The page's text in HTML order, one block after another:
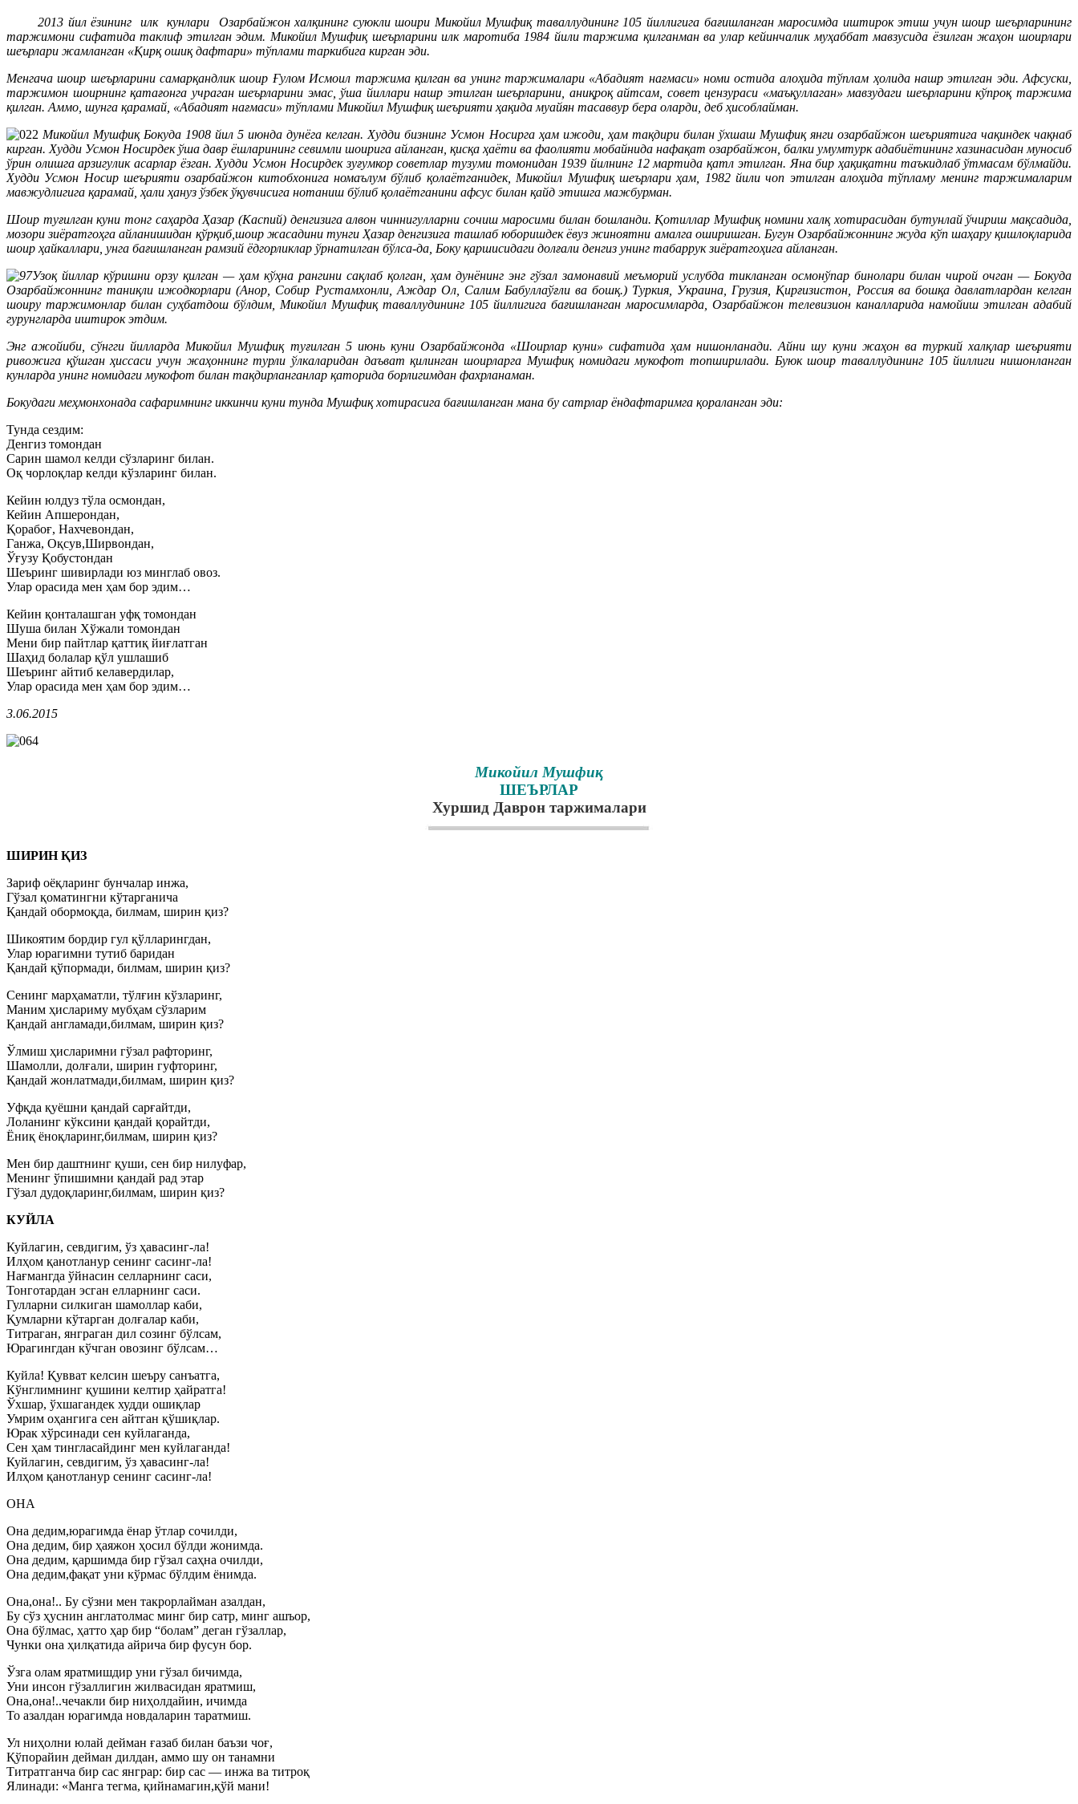
2013 йил ёзининг илк кунлари Озарбайжон халқининг суюкли шоири Микойил Мушфиқ таваллудининг 105 йиллигига бағишланган маросимда иштирок этиш учун шоир шеърларининг
таржимони сифатида таклиф этилган эдим. Микойил Мушфиқ шеърларини илк маротиба 1984 йили таржима қилганман ва улар кейинчалик муҳаббат мавзусида ёзилган жаҳон шоирлари
шеърлари жамланган «Қирқ ошиқ дафтари» тўплами таркибига кирган эди.
Менгача шоир шеърларини самарқандлик шоир Ғулом Исмоил таржима қилган ва унинг таржималари «Абадият нағмаси» номи остида алоҳида тўплам ҳолида нашр этилган эди. Афсуски,
таржимон шоирнинг қатағонга учраган шеърларини эмас, ўша йиллари нашр этилган шеърларини, аниқроқ айтсам, совет цензураси «маъқуллаган» мавзудаги шеърларини кўпроқ таржима
қилган. Аммо, шунга қарамай, «Абадият нағмаси» тўплами Микойил Мушфиқ шеърияти ҳақида муайян тасаввур бера оларди, деб ҳисоблайман.
Микойил Мушфиқ Бокуда 1908 йил 5 июнда дунёга келган. Худди бизнинг Усмон Носирга ҳам ижоди, ҳам тақдири билан ўхшаш Мушфиқ янги озарбайжон шеъриятига чақиндек чақнаб
кирган. Худди Усмон Носирдек ўша давр ёшларининг севимли шоирига айланган, қисқа ҳаёти ва фаолияти мобайнида нафақат озарбайжон, балки умумтурк адабиётининг хазинасидан муносиб
ўрин олишга арзигулик асарлар ёзган. Худди Усмон Носирдек зуғумкор советлар тузуми томонидан 1939 йилнинг 12 мартида қатл этилган. Яна бир ҳақиқатни таъкидлаб ўтмасам бўлмайди.
Худди Усмон Носир шеърияти озарбайжон китобхонига номаълум бўлиб қолаётганидек, Микойил Мушфиқ шеърлари ҳам, 1982 йили чоп этилган алоҳида тўпламу менинг таржималарим
мавжудлигига қарамай, ҳали ҳануз ўзбек ўқувчисига нотаниш бўлиб қолаётганини афсус билан қайд этишга мажбурман.
Шоир туғилган куни тонг саҳарда Ҳазар (Каспий) денгизига алвон чиннигулларни сочиш маросими билан бошланди. Қотиллар Мушфиқ номини халқ хотирасидан бутунлай ўчириш мақсадида,
мозори зиёратгоҳга айланишидан қўрқиб,шоир жасадини тунги Ҳазар денгизига ташлаб юборишдек ёвуз жиноятни амалга оширишган. Бугун Озарбайжоннинг жуда кўп шаҳару қишлоқларида
шоир ҳайкаллари, унга бағишланган рамзий ёдгорликлар ўрнатилган бўлса-да, Боку қаршисидаги долғали денгиз унинг табаррук зиёратгоҳига айланган.
Узоқ йиллар кўришни орзу қилган — ҳам кўҳна рангини сақлаб қолган, ҳам дунёнинг энг гўзал замонавий меъморий услубда тикланган осмонўпар бинолари билан чирой очган — Бокуда
Озарбайжоннинг таниқли ижодкорлари (Анор, Собир Рустамхонли, Аждар Ол, Салим Бабуллаўғли ва бошқ.) Туркия, Украина, Грузия, Қирғизистон, Россия ва бошқа давлатлардан келган
шоиру таржимонлар билан суҳбатдош бўлдим, Микойил Мушфиқ таваллудининг 105 йиллигига бағишланган маросимларда, Озарбайжон телевизион каналларида намойиш этилган адабий
гурунгларда иштирок этдим.
Энг ажойиби, сўнгги йилларда Микойил Мушфиқ туғилган 5 июнь куни Озарбайжонда «Шоирлар куни» сифатида ҳам нишонланади. Айни шу куни жаҳон ва туркий халқлар шеърияти
ривожига қўшган ҳиссаси учун жаҳоннинг турли ўлкаларидан даъват қилинган шоирларга Мушфиқ номидаги мукофот топширилади. Буюк шоир таваллудининг 105 йиллиги нишонланган
кунларда унинг номидаги мукофот билан тақдирланганлар қаторида борлигимдан фахрланаман.
Бокудаги меҳмонхонада сафаримнинг иккинчи куни тунда Мушфиқ хотирасига бағишланган мана бу сатрлар ёндафтаримга қораланган эди:
Тунда сездим:
Денгиз томондан
Сарин шамол келди сўзларинг билан.
Оқ чорлоқлар келди кўзларинг билан.
Кейин юлдуз тўла осмондан,
Кейин Апшерондан,
Қорабоғ, Нахчевондан,
Ганжа, Оқсув,Ширвондан,
Ўғузу Қобустондан
Шеъринг шивирлади юз минглаб овоз.
Улар орасида мен ҳам бор эдим…
Кейин қонталашган уфқ томондан
Шуша билан Хўжали томондан
Мени бир пайтлар қаттиқ йиғлатган
Шаҳид болалар қўл ушлашиб
Шеъринг айтиб келавердилар,
Улар орасида мен ҳам бор эдим…
3.06.2015
Микойил Мушфиқ
ШЕЪРЛАР
Хуршид Даврон таржималари
ШИРИН ҚИЗ
Зариф оёқларинг бунчалар инжа,
Гўзал қоматингни кўтарганича
Қандай обормоқда, билмам, ширин қиз?
Шикоятим бордир гул қўлларингдан,
Улар юрагимни тутиб баридан
Қандай қўпормади, билмам, ширин қиз?
Сенинг марҳаматли, тўлғин кўзларинг,
Маним ҳислариму мубҳам сўзларим
Қандай англамади,билмам, ширин қиз?
Ўлмиш ҳисларимни гўзал рафторинг,
Шамолли, долғали, ширин гуфторинг,
Қандай жонлатмади,билмам, ширин қиз?
Уфқда қуёшни қандай сарғайтди,
Лоланинг кўксини қандай қорайтди,
Ёниқ ёноқларинг,билмам, ширин қиз?
Мен бир даштнинг қуши, сен бир нилуфар,
Менинг ўпишимни қандай рад этар
Гўзал дудоқларинг,билмам, ширин қиз?
КУЙЛА
Куйлагин, севдигим, ўз ҳавасинг-ла!
Илҳом қанотланур сенинг сасинг-ла!
Нағмангда ўйнасин селларнинг саси,
Тонготардан эсган елларнинг саси.
Гулларни силкиган шамоллар каби,
Қумларни кўтарган долғалар каби,
Титраган, янграган дил созинг бўлсам,
Юрагингдан кўчган овозинг бўлсам…
Куйла! Қувват келсин шеъру санъатга,
Кўнглимнинг қушини келтир ҳайратга!
Ўхшар, ўхшагандек худди ошиқлар
Умрим оҳангига сен айтган қўшиқлар.
Юрак хўрсинади сен куйлаганда,
Сен ҳам тингласайдинг мен куйлаганда!
Куйлагин, севдигим, ўз ҳавасинг-ла!
Илҳом қанотланур сенинг сасинг-ла!
ОНА
Она дедим,юрагимда ёнар ўтлар сочилди,
Она дедим, бир ҳаяжон ҳосил бўлди жонимда.
Она дедим, қаршимда бир гўзал саҳна очилди,
Она дедим,фақат уни кўрмас бўлдим ёнимда.
Она,она!.. Бу сўзни мен такрорлайман азалдан,
Бу сўз ҳуснин англатолмас минг бир сатр, минг ашъор,
Она бўлмас, ҳатто ҳар бир “болам” деган гўзаллар,
Чунки она ҳилқатида айрича бир фусун бор.
Ўзга олам яратмишдир уни гўзал бичимда,
Уни инсон гўзаллигин жилвасидан яратмиш,
Она,она!..чечакли бир ниҳолдайин, ичимда
То азалдан юрагимда новдаларин таратмиш.
Ул ниҳолни юлай дейман ғазаб билан баъзи чоғ,
Қўпорайин дейман дилдан, аммо шу он танамни
Титратганча бир сас янграр: бир сас — инжа ва титроқ
Ялинади: «Манга тегма, қийнамагин,қўй мани!